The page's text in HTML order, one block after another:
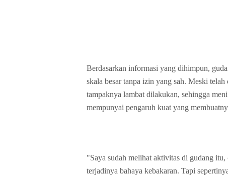
Berdasarkan informasi yang dihimpun,
skala besar tanpa izin yang sah. Meski
tampaknya lambat dilakukan, sehingga
mempunyai pengaruh kuat yang
"Saya sudah melihat aktivitas di gudang
terjadinya bahaya kebakaran. Tapi